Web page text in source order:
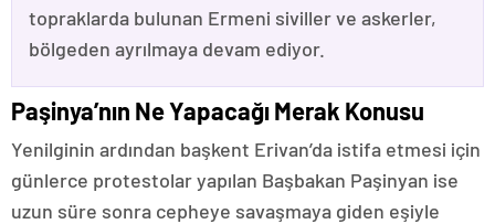
topraklarda bulunan Ermeni siviller ve askerler,
bölgeden ayrılmaya devam ediyor.
Paşinya’nın Ne Yapacağı Merak Konusu
Yenilginin ardından başkent Erivan’da istifa etmesi için
günlerce protestolar yapılan Başbakan Paşinyan ise
uzun süre sonra cepheye savaşmaya giden eşiyle